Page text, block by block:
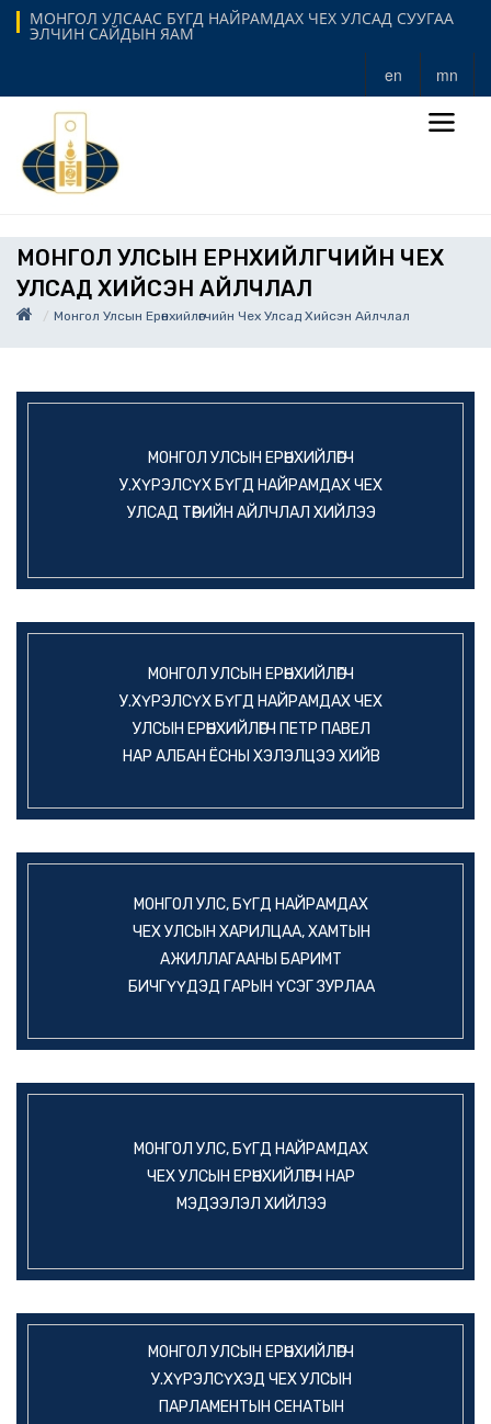
МОНГОЛ УЛСААС БҮГД НАЙРАМДАХ ЧЕХ УЛСАД СУУГАА
ЭЛЧИН САЙДЫН ЯАМ
en mn
МОНГОЛ УЛСЫН ЕРӨНХИЙЛӨГЧИЙН ЧЕХ
УЛСАД ХИЙСЭН АЙЛЧЛАЛ
Монгол Улсын Ерөнхийлөгчийн Чех Улсад Хийсэн Айлчлал
МОНГОЛ УЛСЫН ЕРӨНХИЙЛӨГЧ
У.ХҮРЭЛСҮХ БҮГД НАЙРАМДАХ ЧЕХ
УЛСАД ТӨРИЙН АЙЛЧЛАЛ ХИЙЛЭЭ
МОНГОЛ УЛСЫН ЕРӨНХИЙЛӨГЧ
У.ХҮРЭЛСҮХ БҮГД НАЙРАМДАХ ЧЕХ
УЛСЫН ЕРӨНХИЙЛӨГЧ ПЕТР ПАВЕЛ
НАР АЛБАН ЁСНЫ ХЭЛЭЛЦЭЭ ХИЙВ
МОНГОЛ УЛС, БҮГД НАЙРАМДАХ
ЧЕХ УЛСЫН ХАРИЛЦАА, ХАМТЫН
АЖИЛЛАГААНЫ БАРИМТ
БИЧГҮҮДЭД ГАРЫН ҮСЭГ ЗУРЛАА
МОНГОЛ УЛС, БҮГД НАЙРАМДАХ
ЧЕХ УЛСЫН ЕРӨНХИЙЛӨГЧ НАР
МЭДЭЭЛЭЛ ХИЙЛЭЭ
МОНГОЛ УЛСЫН ЕРӨНХИЙЛӨГЧ
У.ХҮРЭЛСҮХЭД ЧЕХ УЛСЫН
ПАРЛАМЕНТЫН СЕНАТЫН